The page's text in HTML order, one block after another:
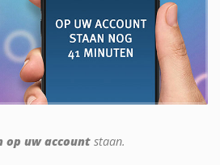
op uw account staan.